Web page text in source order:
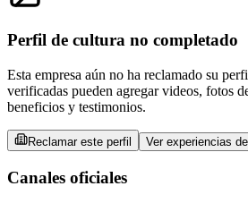
Perfil de cultura no completado
Esta empresa aún no ha reclamado su
verificadas pueden agregar videos, fotos
beneficios y testimonios.
Reclamar este perfil Ver experiencias
Canales oficiales